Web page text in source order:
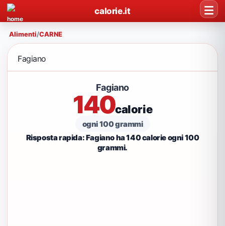
calorie.it
Alimenti/CARNE
Fagiano
Fagiano
140calorie
ogni 100 grammi
Risposta rapida: Fagiano ha 140 calorie ogni 100
grammi.